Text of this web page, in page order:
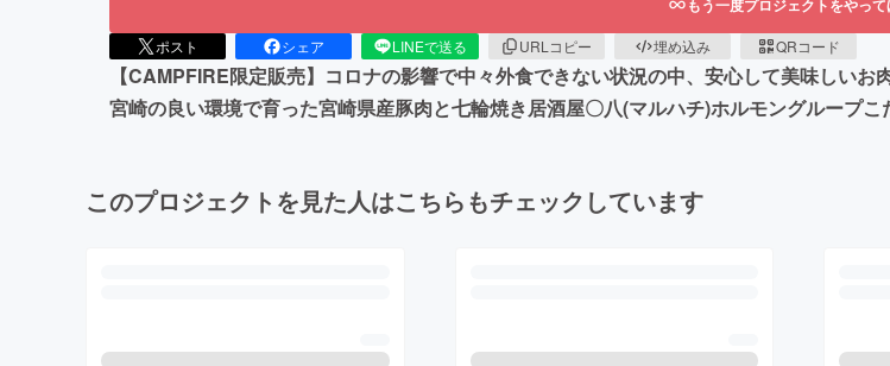
もう一度プロジェクトをやっ
ポスト シェア LINEで送る URLコピー 埋め込み QRコード
【CAMPFIRE限定販売】コロナの影響で中々外食できない状況の中、安心して美味しい
宮崎の良い環境で育った宮崎県産豚肉と七輪焼き居酒屋〇八(マルハチ)ホルモングループ
このプロジェクトを見た人はこちらもチェックしています